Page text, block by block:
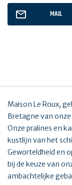
MAIL
Maison Le Roux,
Bretagne van onze
Onze pralines en
kustlijn van het
Geworteldheid en
bij de keuze van
ambachtelijke